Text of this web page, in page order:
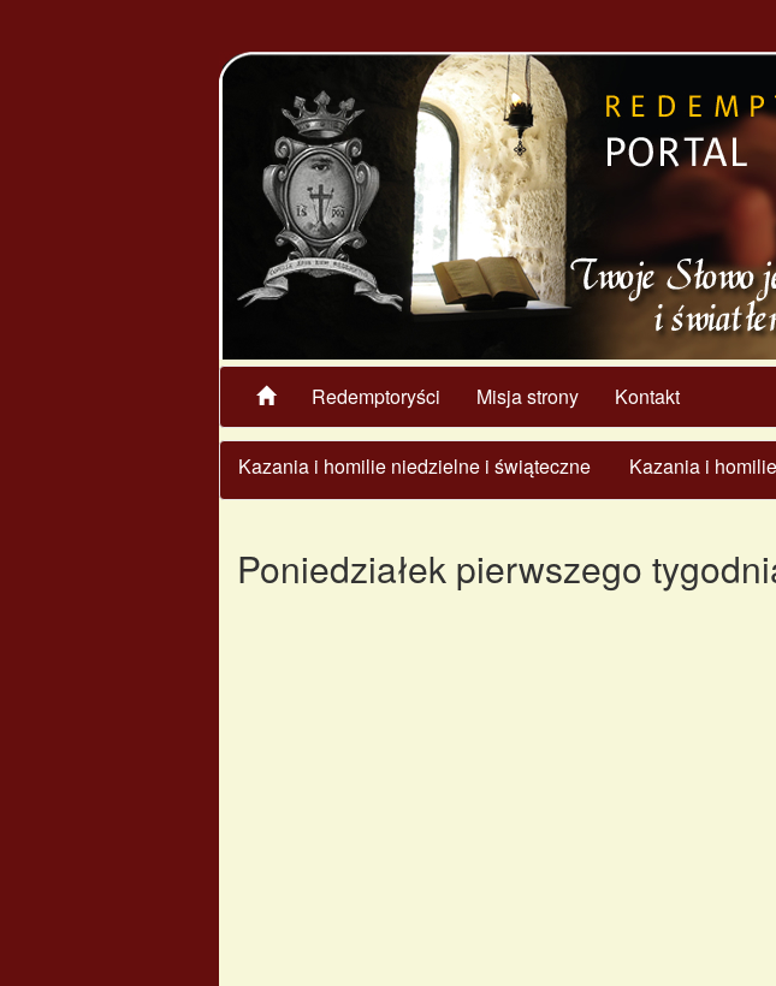
Redemptoryści Misja strony Kontakt
Kazania i homilie niedzielne i świąteczne Kazania i
Poniedziałek pierwszego